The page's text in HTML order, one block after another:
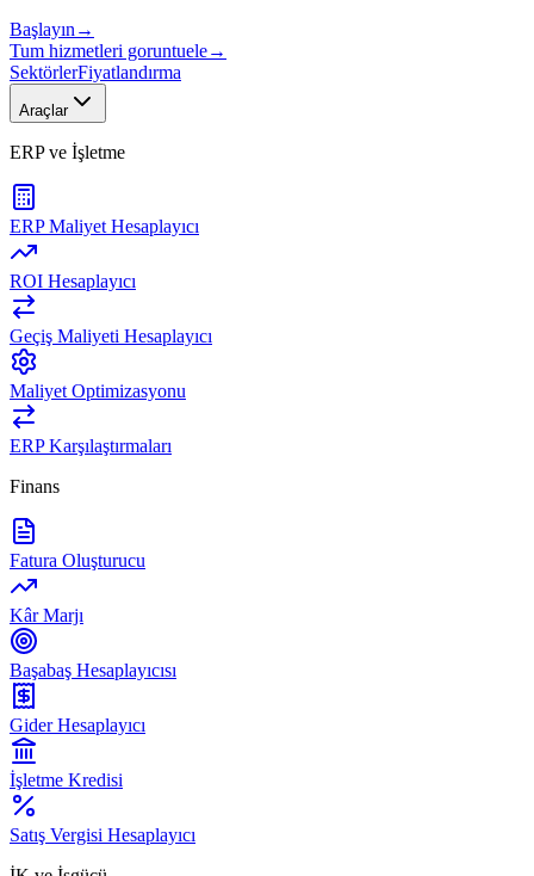
Başlayın →
Tum hizmetleri goruntuele→
SektörlerFiyatlandırma
Araçlar
ERP ve İşletme
ERP Maliyet Hesaplayıcı
ROI Hesaplayıcı
Geçiş Maliyeti Hesaplayıcı
Maliyet Optimizasyonu
ERP Karşılaştırmaları
Finans
Fatura Oluşturucu
Kâr Marjı
Başabaş Hesaplayıcısı
Gider Hesaplayıcı
İşletme Kredisi
Satış Vergisi Hesaplayıcı